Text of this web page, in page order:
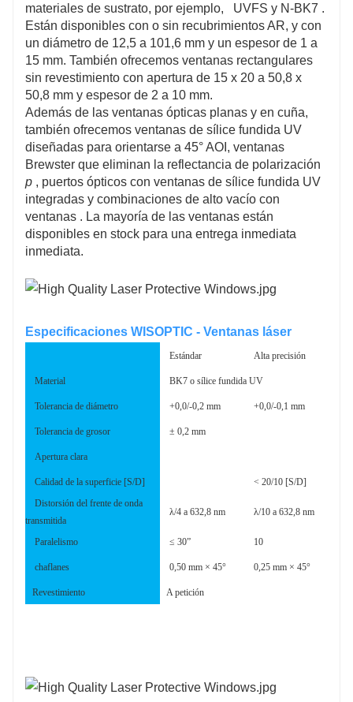
materiales de sustrato, por ejemplo, UVFS y N-BK7 .
Están disponibles con o sin recubrimientos AR, y con
un diámetro de 12,5 a 101,6 mm y un espesor de 1 a
15 mm. También ofrecemos ventanas rectangulares
sin revestimiento con apertura de 15 x 20 a 50,8 x
50,8 mm y espesor de 2 a 10 mm.
Además de las ventanas ópticas planas y en cuña,
también ofrecemos ventanas de sílice fundida UV
diseñadas para orientarse a 45° AOI, ventanas
Brewster que eliminan la reflectancia de polarización
p , puertos ópticos con ventanas de sílice fundida UV
integradas y combinaciones de alto vacío con
ventanas . La mayoría de las ventanas están
disponibles en stock para una entrega inmediata
inmediata.
Especificaciones WISOPTIC - Ventanas láser
Estándar Alta precisión
Material BK7 o sílice fundida UV
Tolerancia de diámetro +0,0/-0,2 mm +0,0/-0,1 mm
Tolerancia de grosor ± 0,2 mm
Apertura clara
Calidad de la superficie [S/D]
< 20/10 [S/D]
Distorsión del frente de onda
transmitida
λ/4 a 632,8 nm λ/10 a 632,8 nm
Paralelismo ≤ 30” 10
chaflanes 0,50 mm × 45° 0,25 mm × 45°
Revestimiento A petición